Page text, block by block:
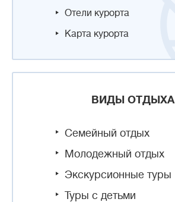
Отели курорта
Карта курорта
ВИДЫ ОТДЫХА
Семейный отдых
Молодежный отдых
Экскурсионные туры
Туры с детьми